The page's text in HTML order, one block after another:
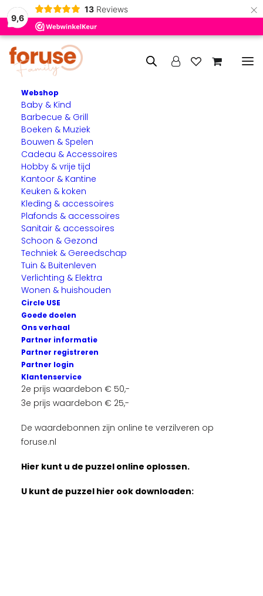
9,6
13 Reviews ×
Webshop
Baby & Kind
Barbecue & Grill
Boeken & Muziek
Bouwen & Spelen
Cadeau & Accessoires
Hobby & vrije tijd
Kantoor & Kantine
Keuken & koken
Kleding & accessoires
Plafonds & accessoires
Sanitair & accessoires
Schoon & Gezond
Techniek & Gereedschap
Tuin & Buitenleven
Verlichting & Elektra
Wonen & huishouden
Circle USE
Goede doelen
Ons verhaal
Partner informatie
Partner registreren
Partner login
Klantenservice
Zomerpuzzel 2025
Maak hier onze nieuwe
zomerpuzzel:
Spelregels:
Al de antwoorden zijn op of via onze site te vinden.
U maakt de puzzel zelf
De puzzel kunt u per email insturen
Vermeld onderstaande gegevens
Naam
Adres
Leeftijd
Uiterste inzenddatum 30 augustus 2025
Prijzen:
1e prijs waardebon € 75,-
2e prijs waardebon € 50,-
3e prijs waardebon € 25,-
De waardebonnen zijn online te verzilveren op
foruse.nl
Hier kunt u de puzzel online oplossen.
U kunt de puzzel hier ook downloaden: